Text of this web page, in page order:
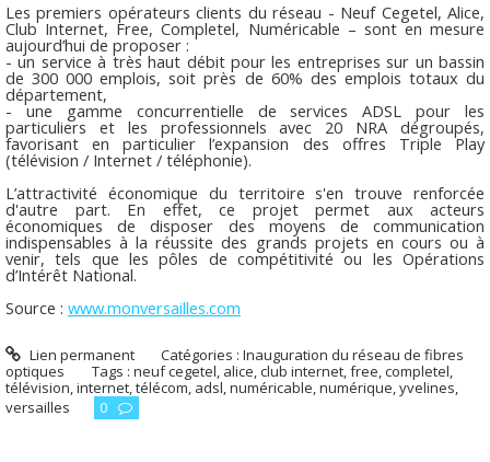
Les premiers opérateurs clients du réseau - Neuf Cegetel, Alice,
Club Internet, Free, Completel, Numéricable – sont en mesure
aujourd’hui de proposer :
- un service à très haut débit pour les entreprises sur un bassin
de 300 000 emplois, soit près de 60% des emplois totaux du
département,
- une gamme concurrentielle de services ADSL pour les
particuliers et les professionnels avec 20 NRA dégroupés,
favorisant en particulier l’expansion des offres Triple Play
(télévision / Internet / téléphonie).
L’attractivité économique du territoire s'en trouve renforcée
d'autre part. En effet, ce projet permet aux acteurs
économiques de disposer des moyens de communication
indispensables à la réussite des grands projets en cours ou à
venir, tels que les pôles de compétitivité ou les Opérations
d’Intérêt National.
Source : www.monversailles.com
Lien permanent Catégories :Inauguration du réseau de fibres
optiques
Tags : neuf cegetel alice club internet, free completel
télévision internet télécom adsl numéricable numérique yvelines
versailles
0